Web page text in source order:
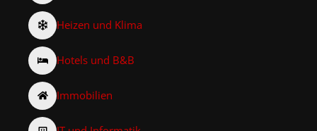
Heizen und Klima
Hotels und B&B
Immobilien